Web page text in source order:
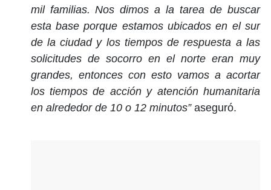
mil familias. Nos dimos a la tarea de buscar
esta base porque estamos ubicados en el sur
de la ciudad y los tiempos de respuesta a las
solicitudes de socorro en el norte eran muy
grandes, entonces con esto vamos a acortar
los tiempos de acción y atención humanitaria
en alrededor de 10 o 12 minutos”aseguró.